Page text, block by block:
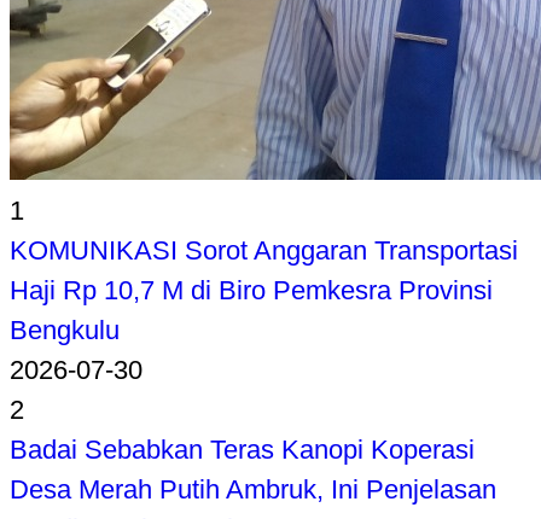
1
KOMUNIKASI Sorot Anggaran Transportasi
Haji Rp 10,7 M di Biro Pemkesra Provinsi
Bengkulu
2026-07-30
2
Badai Sebabkan Teras Kanopi Koperasi
Desa Merah Putih Ambruk, Ini Penjelasan